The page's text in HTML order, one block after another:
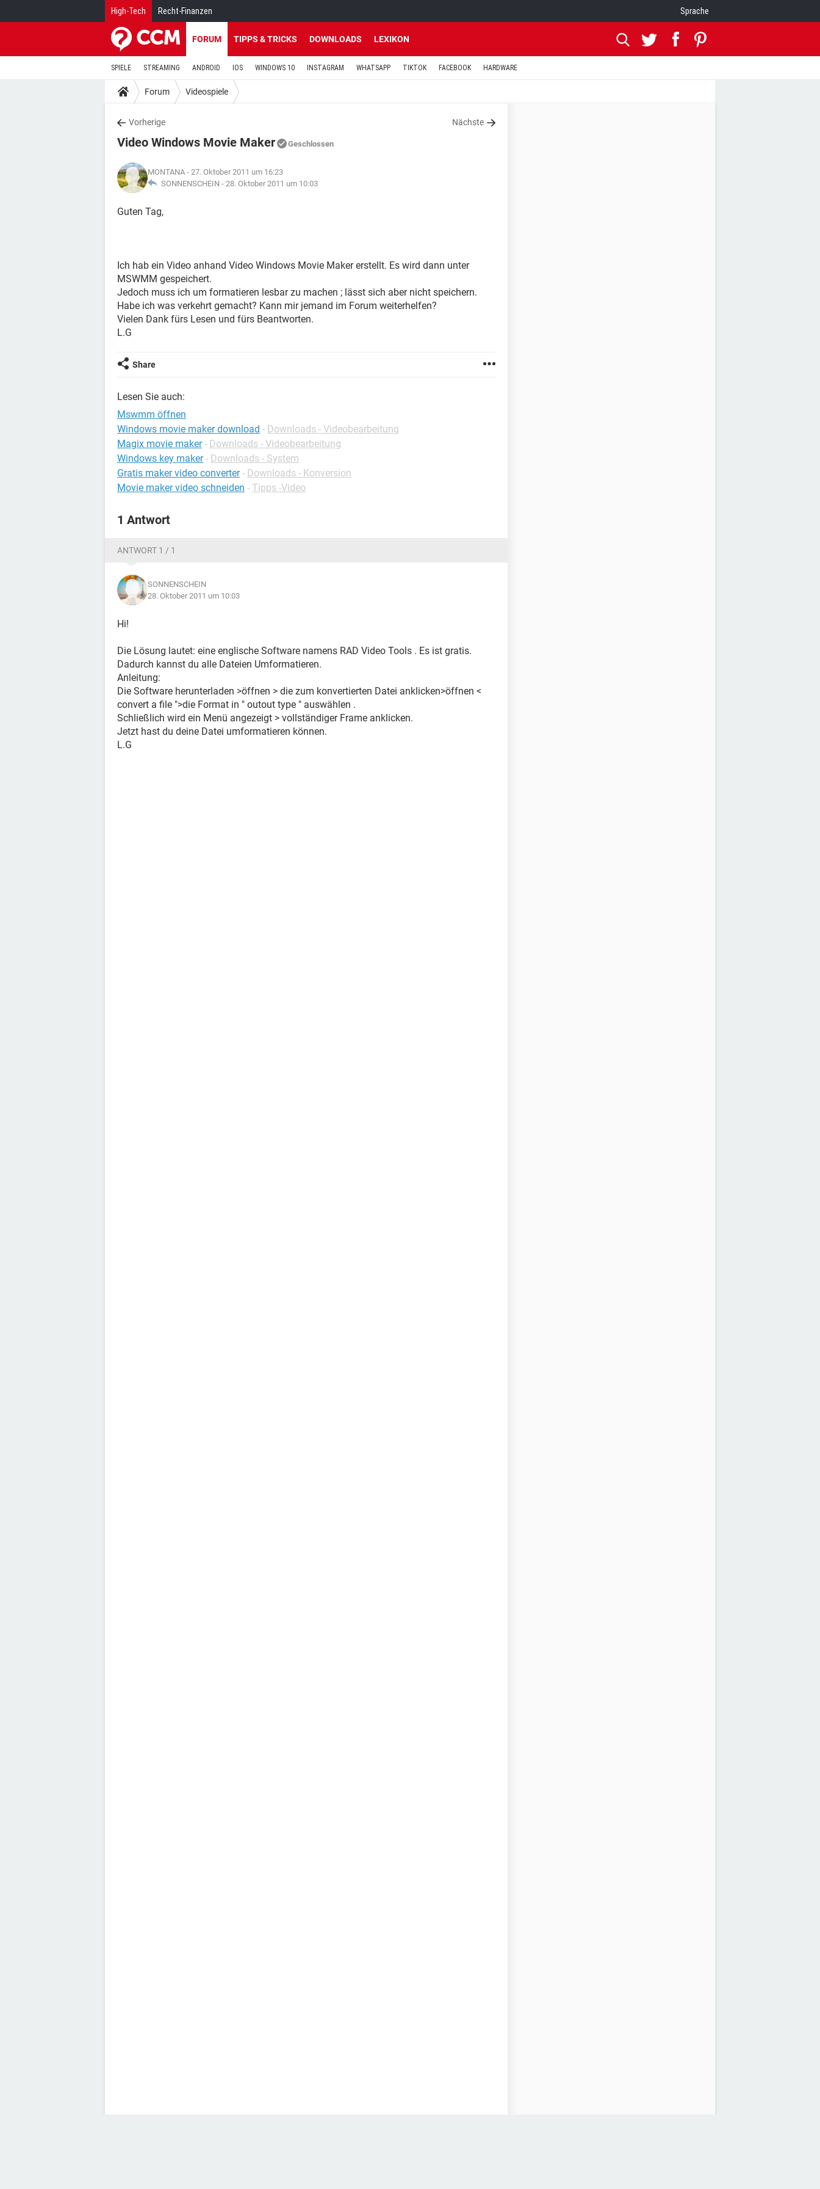
High-Tech Recht-Finanzen Sprache
FORUM TIPPS & TRICKS DOWNLOADS LEXIKON
SPIELE STREAMING ANDROID IOS WINDOWS 10 INSTAGRAM WHATSAPP TIKTOK FACEBOOK HARDWARE
Forum Videospiele
Vorherige Nächste
Video Windows Movie Maker Geschlossen
MONTANA - 27. Oktober 2011 um 16:23
SONNENSCHEIN - 28. Oktober 2011 um 10:03
Guten Tag,
Ich hab ein Video anhand Video Windows Movie Maker erstellt. Es wird dann unter
MSWMM gespeichert.
Jedoch muss ich um formatieren lesbar zu machen ; lässt sich aber nicht speichern.
Habe ich was verkehrt gemacht? Kann mir jemand im Forum weiterhelfen?
Vielen Dank fürs Lesen und fürs Beantworten.
L.G
Share
Lesen Sie auch:
Mswmm öffnen
Windows movie maker download - Downloads - Videobearbeitung
Magix movie maker - Downloads - Videobearbeitung
Windows key maker - Downloads - System
Gratis maker video converter - Downloads - Konversion
Movie maker video schneiden - Tipps -Video
1 Antwort
ANTWORT 1 / 1
SONNENSCHEIN
28. Oktober 2011 um 10:03
Hi!
Die Lösung lautet: eine englische Software namens RAD Video Tools . Es ist gratis.
Dadurch kannst du alle Dateien Umformatieren.
Anleitung:
Die Software herunterladen >öffnen > die zum konvertierten Datei anklicken>öffnen <
convert a file ">die Format in " outout type " auswählen .
Schließlich wird ein Menü angezeigt > vollständiger Frame anklicken.
Jetzt hast du deine Datei umformatieren können.
L.G